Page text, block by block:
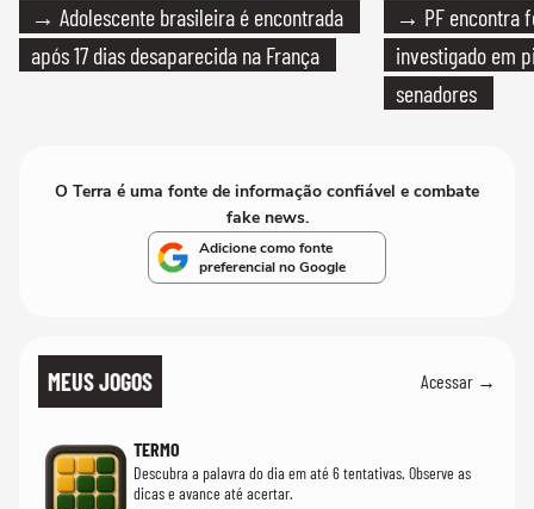
→ Adolescente brasileira é encontrada
após 17 dias desaparecida na França
→ PF encontra
investigado em
senadores
O Terra é uma fonte de informação confiável e combate
fake news.
Adicione como fonte
preferencial no Google
MEUS JOGOS Acessar →
TERMO
Descubra a palavra do dia em até 6 tentativas. Observe as
dicas e avance até acertar.